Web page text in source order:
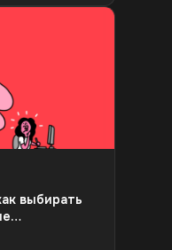
выбирать